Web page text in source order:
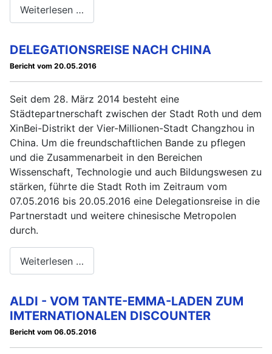
Weiterlesen …
DELEGATIONSREISE NACH CHINA
Bericht vom 20.05.2016
Seit dem 28. März 2014 besteht eine
Städtepartnerschaft zwischen der Stadt Roth und dem
XinBei-Distrikt der Vier-Millionen-Stadt Changzhou in
China. Um die freundschaftlichen Bande zu pflegen
und die Zusammenarbeit in den Bereichen
Wissenschaft, Technologie und auch Bildungswesen zu
stärken, führte die Stadt Roth im Zeitraum vom
07.05.2016 bis 20.05.2016 eine Delegationsreise in die
Partnerstadt und weitere chinesische Metropolen
durch.
Weiterlesen …
ALDI - VOM TANTE-EMMA-LADEN ZUM
IMTERNATIONALEN DISCOUNTER
Bericht vom 06.05.2016